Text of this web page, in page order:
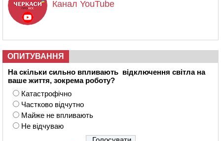
Канал YouTube
ОПИТУВАННЯ
На скільки сильно впливають відключення світла на
ваше життя, зокрема роботу?
Катастрофічно
Частково відчутно
Майже не впливають
Не відчуваю